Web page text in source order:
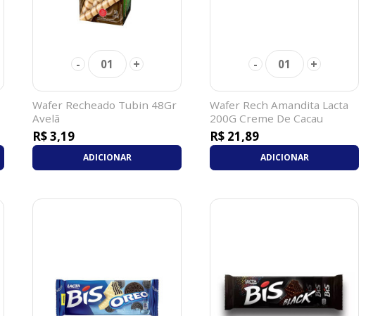
- 01 +
Wafer Recheado Tubin 48Gr
Avel
R$ 3,19
ADICIONAR
- 01 +
Wafer Rech Amandita Lacta
200G Creme De Cacau
R$ 21,89
ADICIONAR